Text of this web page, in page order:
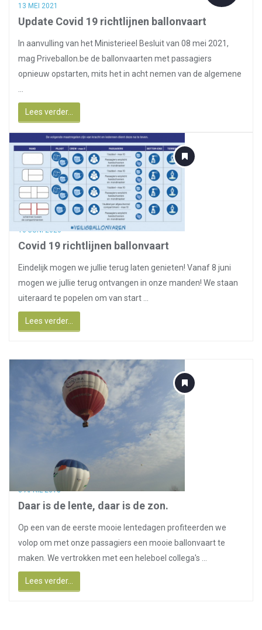
13 MEI 2021
Update Covid 19 richtlijnen ballonvaart
In aanvulling van het Ministerieel Besluit van 08 mei 2021,
mag Priveballon.be de ballonvaarten met passagiers
opnieuw opstarten, mits het in acht nemen van de algemene
Lees verder...
16 JUNI 2020
Covid 19 richtlijnen ballonvaart
Eindelijk mogen we jullie terug laten genieten! Vanaf 8 juni
mogen we jullie terug ontvangen in onze manden! We staan
uiteraard te popelen om van start ...
Lees verder...
8 APRIL 2018
Daar is de lente, daar is de zon.
Op een van de eerste mooie lentedagen profiteerden we
volop om met onze passagiers een mooie ballonvaart te
maken. We vertrokken met een heleboel collega's ...
Lees verder...